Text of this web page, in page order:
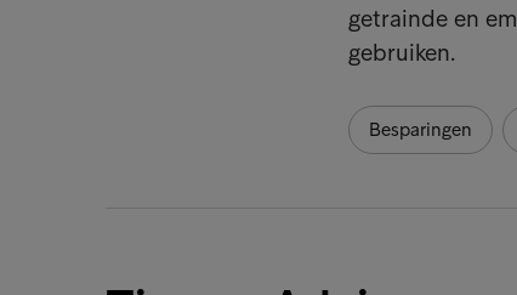
getrainde en
gebruiken.
Besparingen